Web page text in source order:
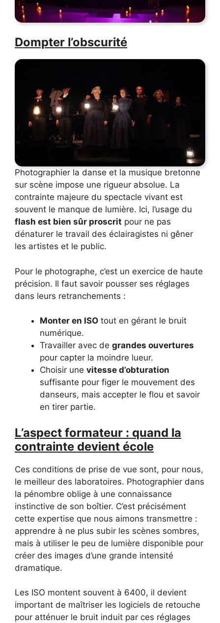
Dompter l’obscurité
Photographier la danse et la musique bretonne
sur scène impose une rigueur absolue. La
contrainte majeure du spectacle vivant est
souvent le manque de lumière. Ici, l’usage du
flash est bien sûr proscrit pour ne pas
dénaturer le travail des éclairagistes ni gêner
les artistes et le public.
Pour le photographe, c’est un exercice de haute
précision. Il faut savoir pousser ses réglages
dans leurs retranchements :
Monter en ISO tout en gérant le bruit
numérique.
Travailler avec de grandes ouvertures
pour capter la moindre lueur.
Choisir une vitesse d’obturation
suffisante pour figer le mouvement des
danseurs, mais accepter le flou et savoir
en tirer partie.
L’aspect formateur : quand la
contrainte devient école
Ces conditions de prise de vue sont, pour nous,
le meilleur des laboratoires. Photographier dans
la pénombre oblige à une connaissance
instinctive de son boîtier. C’est précisément
cette expertise que nous aimons transmettre :
apprendre à ne plus subir les scènes sombres,
mais à utiliser le peu de lumière disponible pour
créer des images d’une grande intensité
dramatique.
Les ISO montent souvent à 6400, il devient
important de maîtriser les logiciels de retouche
pour atténuer le bruit induit par ces réglages